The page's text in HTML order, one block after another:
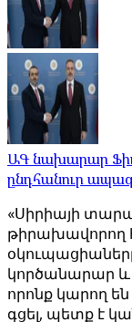
ԱԳ նախարար
ընդհանուր
«Սիրիայի
թիրախավորող
կործանարար և
որոնք կարող
գցել, պետք է